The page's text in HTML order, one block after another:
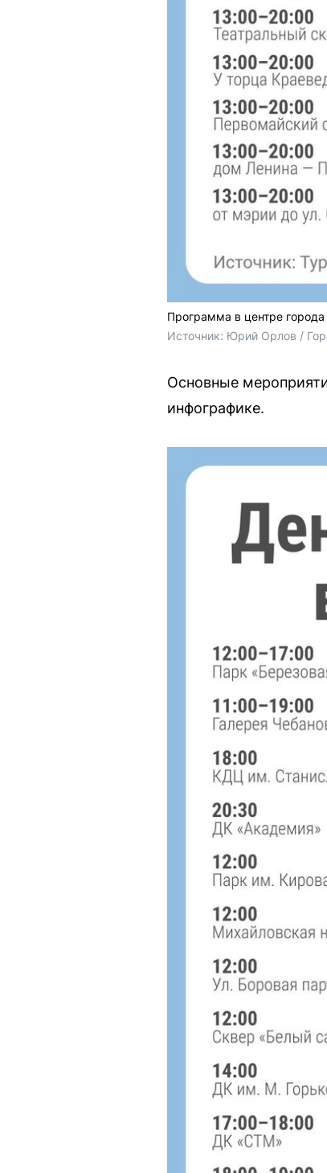
Программа в центре города
Источник: Юрий Орлов /
Основные
инфографике.